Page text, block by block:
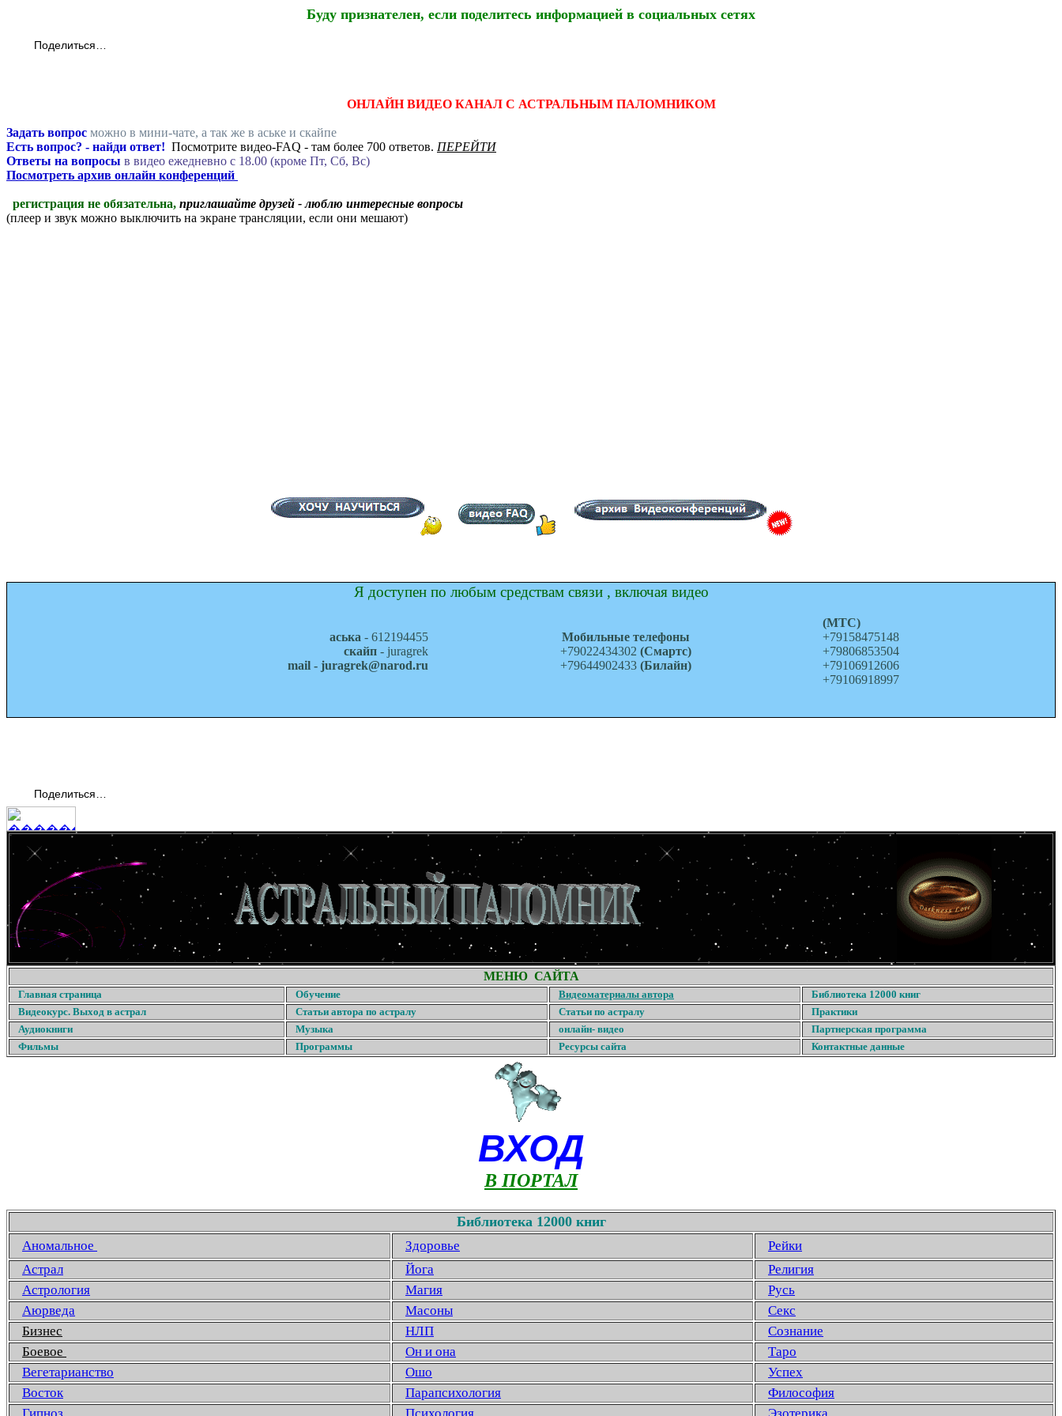
Буду признателен, если поделитесь информацией в социальных сетях
Поделиться…
ОНЛАЙН ВИДЕО КАНАЛ С АСТРАЛЬНЫМ ПАЛОМНИКОМ
Задать вопрос можно в мини-чате, а так же в аське и скайпе
Есть вопрос? - найди ответ! Посмотрите видео-FAQ - там более 700 ответов. ПЕРЕЙТИ
Ответы на вопросы в видео ежедневно c 18.00 (кроме Пт, Сб, Вс)
Посмотреть архив онлайн конференций
регистрация не обязательна, приглашайте друзей - люблю интересные вопросы
(плеер и звук можно выключить на экране трансляции, если они мешают)
Я доступен по любым средствам связи , включая видео
аська - 612194455
скайп - juragrek
mail - juragrek@narod.ru
Мобильные телефоны
+79022434302 (Смартс)
+79644902433(Билайн)
(МТС)
+79158475148
+79806853504
+79106912606
+79106918997
Поделиться…
МЕНЮ САЙТА
Главная страница Обучение Видеоматериалы автора
Библиотека 12000 книг
Видеокурс. Выход в астрал
Статьи автора по астралу Статьи по астралу
Практики
Аудиокниги
Музыка онлайн- видео
Партнерская программа
Фильмы
Программы Ресурсы сайта Контактные данные
ВХОД
В ПОРТАЛ
Библиотека 12000 книг
Аномальное Здоровье
Рейки
Астрал
Йога
Религия
Астрология
Магия
Русь
Аюрведа
Масоны
Секс
Бизнес
НЛП
Сознание
Боевое
Он и она
Таро
Вегетарианство
Ошо
Успех
Восток
Парапсихология
Философия